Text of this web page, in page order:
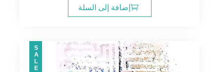
إضافة إلى السلة
SALE